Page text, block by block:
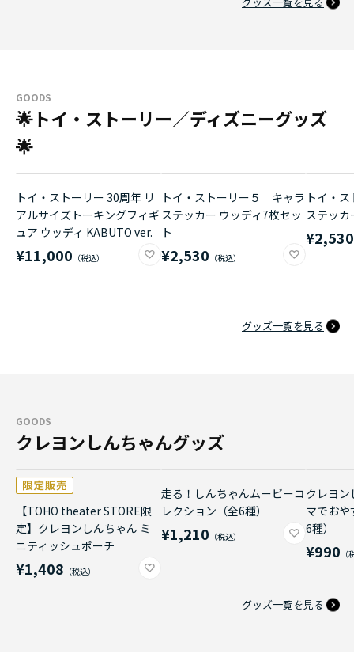
GOODS
🌟トイ・ストーリー／ディズニーグッズ
🌟
トイ・ストーリー 30周年 リ
アルサイズトーキングフィギ
ュア ウッディ KABUTO ver.
¥11,000
トイ・ストーリー５ キャラ
ステッカー ウッディ7枚セッ
ト
¥2,530
トイ・
ステッカ
¥2,530
グッズ一覧を見る
GOODS
クレヨンしんちゃんグッズ
【TOHO theater STORE限
定】クレヨンしんちゃん ミ
ニティッシュポーチ
¥1,408
走る！しんちゃんムービーコ
レクション（全6種）
¥1,210
クレヨ
マでお
6種）
¥990
グッズ一覧を見る